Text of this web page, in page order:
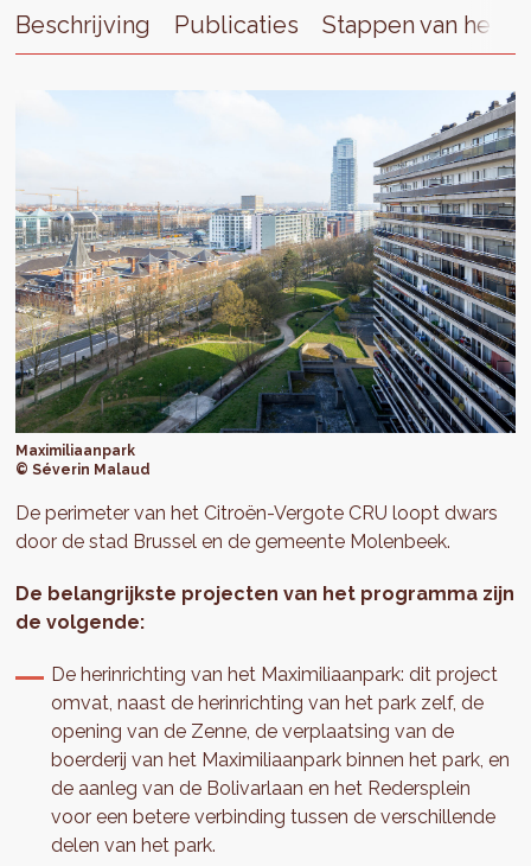
Beschrijving Publicaties Stappen van het
Maximiliaanpark
© Séverin Malaud
De perimeter van het Citroën-Vergote CRU loopt dwars
door de stad Brussel en de gemeente Molenbeek.
De belangrijkste projecten van het programma zijn
de volgende:
De herinrichting van het Maximiliaanpark: dit project
omvat, naast de herinrichting van het park zelf, de
opening van de Zenne, de verplaatsing van de
boerderij van het Maximiliaanpark binnen het park, en
de aanleg van de Bolivarlaan en het Redersplein
voor een betere verbinding tussen de verschillende
delen van het park.